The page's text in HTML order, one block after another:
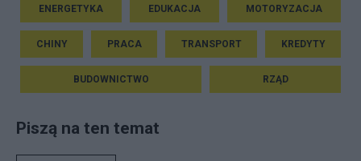
ENERGETYKA EDUKACJA MOTORYZACJA
CHINY PRACA TRANSPORT KREDYTY
BUDOWNICTWO RZĄD
Piszą na ten temat